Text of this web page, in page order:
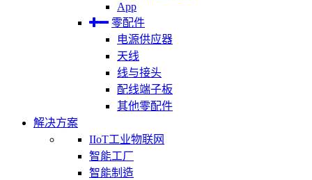
App
零配件
电源供应器
天线
线与接头
配线端子板
其他零配件
解决方案
IIoT工业物联网
智能工厂
智能制造